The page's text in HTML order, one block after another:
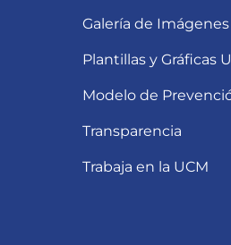
Galería de Imágenes
Plantillas y Gráficas
Modelo de
Transparencia
Trabaja en la UCM